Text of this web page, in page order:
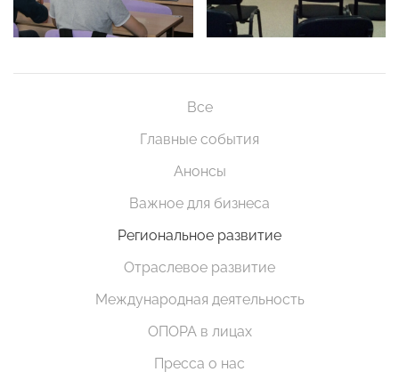
Все
Главные события
Анонсы
Важное для бизнеса
Региональное развитие
Отраслевое развитие
Международная деятельность
ОПОРА в лицах
Пресса о нас